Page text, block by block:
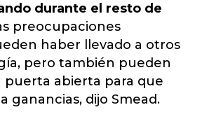
durante el resto de
preocupaciones
haber llevado a otros
pero también pueden
puerta abierta para que
ganancias, dijo Smead.